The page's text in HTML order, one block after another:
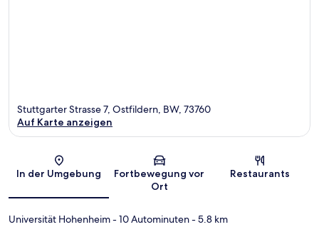
Karte
Stuttgarter Strasse 7, Ostfildern, BW, 73760
Auf Karte anzeigen
In der Umgebung
Fortbewegung vor
Ort
Restaurants
Universität Hohenheim- 10 Autominuten- 5.8 km